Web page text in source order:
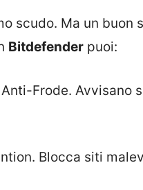
scudo. Ma un
Bitdefender puoi:
Frode. Avvisano
Blocca siti